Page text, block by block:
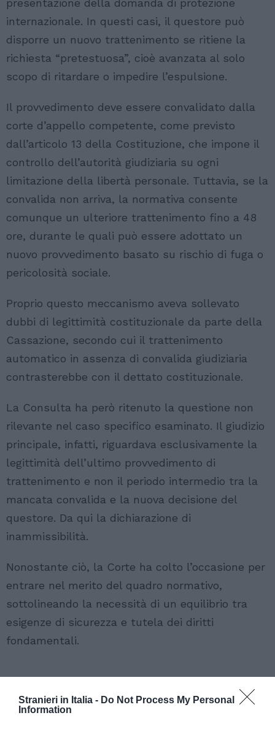
Stranieri in Italia - Do Not Process My Personal
Information
presentazione della domanda di protezione
internazionale. In questi casi, il questore può
disporre un nuovo trattenimento se ritiene la
richiesta “pretestuosa”, cioè avanzata al solo
scopo di ritardare o impedire l’espulsione.
Il provvedimento deve essere convalidato dalla
corte d’appello competente, come previsto
dall’articolo 13 della Costituzione, che impone il
controllo dell’autorità giudiziaria su ogni
limitazione della libertà personale. Tuttavia, se la
convalida non arriva, la normativa consente
comunque un ulteriore trattenimento fino a 48
ore, durante le quali può essere adottato un
nuovo provvedimento basato su rischio di fuga o
pericolosità sociale.
Proprio questo meccanismo aveva sollevato
dubbi di legittimità costituzionale da parte della
Cassazione, secondo cui il trattenimento
automatico in assenza di convalida giudiziaria
contrasterebbe con il dettato costituzionale.
La Consulta ha però ritenuto la questione non
rilevante nel caso specifico esaminato. Il giudizio
principale, infatti, riguardava esclusivamente la
legittimità dell’ultimo provvedimento di
trattenimento e non il periodo intermedio tra la
mancata convalida e la nuova decisione del
questore. Da qui la dichiarazione di
inammissibilità.
Nonostante ciò, la Corte ha colto l’occasione per
entrare nel merito del quadro normativo,
sottolineando la necessità di un equilibrio tra
esigenze di sicurezza e tutela dei diritti
fondamentali.